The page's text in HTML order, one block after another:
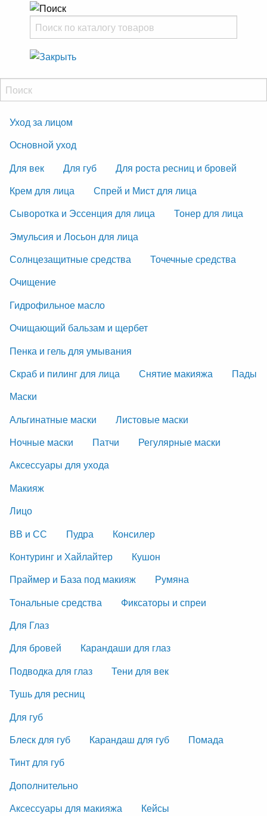
Уход за лицом
Основной уход
Для век
Для губ
Для роста ресниц и бровей
Крем для лица
Спрей и Мист для лица
Сыворотка и Эссенция для лица
Тонер для лица
Эмульсия и Лосьон для лица
Солнцезащитные средства
Точечные средства
Очищение
Гидрофильное масло
Очищающий бальзам и щербет
Пенка и гель для умывания
Скраб и пилинг для лица
Снятие макияжа
Пады
Маски
Альгинатные маски
Листовые маски
Ночные маски
Патчи
Регулярные маски
Аксессуары для ухода
Макияж
Лицо
ВВ и СС
Пудра
Консилер
Контуринг и Хайлайтер
Кушон
Праймер и База под макияж
Румяна
Тональные средства
Фиксаторы и спреи
Для Глаз
Для бровей
Карандаши для глаз
Подводка для глаз
Тени для век
Тушь для ресниц
Для губ
Блеск для губ
Карандаш для губ
Помада
Тинт для губ
Дополнительно
Аксессуары для макияжа
Кейсы